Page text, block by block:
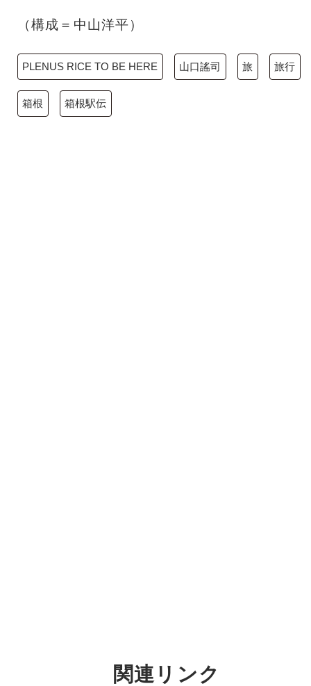
（構成＝中山洋平）
PLENUS RICE TO BE HERE 山口謠司 旅 旅行
箱根 箱根駅伝
関連リンク